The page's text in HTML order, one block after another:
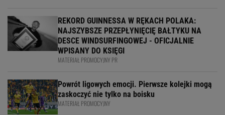
REKORD GUINNESSA W RĘKACH POLAKA:
NAJSZYBSZE PRZEPŁYNIĘCIĘ BAŁTYKU NA
DESCE WINDSURFINGOWEJ - OFICJALNIE
WPISANY DO KSIĘGI
MATERIAŁ PROMOCYJNY PR
Powrót ligowych emocji. Pierwsze kolejki mogą
zaskoczyć nie tylko na boisku
MATERIAŁ PROMOCYJNY